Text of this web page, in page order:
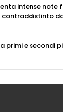
intense
e secondi